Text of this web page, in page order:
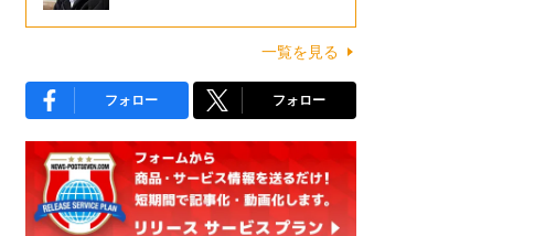
一覧を見る
フォロー フォロー